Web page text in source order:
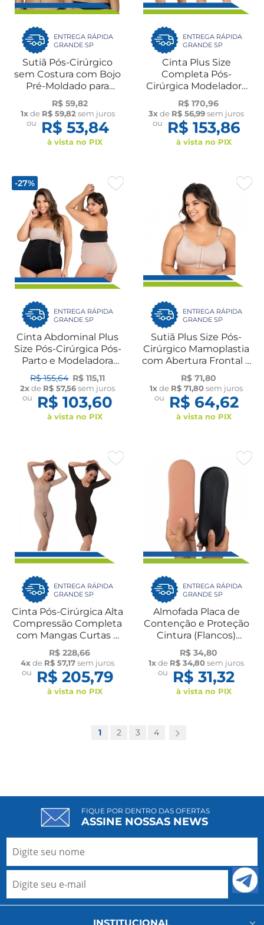
ENTREGA RÁPIDA
GRANDE SP
Sutiã Pós-Cirúrgico
sem Costura com Bojo
Pré-Moldado para
Mamoplastia e
Mastopexia 60104 UN
New Form
R$ 59,82
1xde R$ 59,82sem juros
ou
R$ 53,84
à vista no PIX
ENTREGA RÁPIDA
GRANDE SP
Cinta Plus Size
Completa Pós-
Cirúrgica Modeladora
com Reforço e Busto
Pré-Moldado UN 60402
New Form
R$ 170,96
3xde R$ 56,99sem juros
ou
R$ 153,86
à vista no PIX
-27%
ENTREGA RÁPIDA
GRANDE SP
Cinta Abdominal Plus
Size Pós-Cirúrgica Pós-
Parto e Modeladora
60608 New Form
R$ 155,64 R$ 115,11
2xde R$ 57,56sem juros
ou
R$ 103,60
à vista no PIX
ENTREGA RÁPIDA
GRANDE SP
Sutiã Plus Size Pós-
Cirúrgico Mamoplastia
com Abertura Frontal e
Alças Reguláveis 60104
New Form
R$ 71,80
1xde R$ 71,80sem juros
ou
R$ 64,62
à vista no PIX
ENTREGA RÁPIDA
GRANDE SP
Cinta Pós-Cirúrgica Alta
Compressão Completa
com Mangas Curtas e
Pernas Curtas para
Lipoaspiração UN
60432 New Form
R$ 228,66
4xde R$ 57,17sem juros
ou
R$ 205,79
à vista no PIX
ENTREGA RÁPIDA
GRANDE SP
Almofada Placa de
Contenção e Proteção
Cintura (Flancos)
Rígido Par Ossinho
New Form
R$ 34,80
1xde R$ 34,80sem juros
ou
R$ 31,32
à vista no PIX
1 2 3 4
FIQUE POR DENTRO DAS OFERTAS
ASSINE NOSSAS NEWS